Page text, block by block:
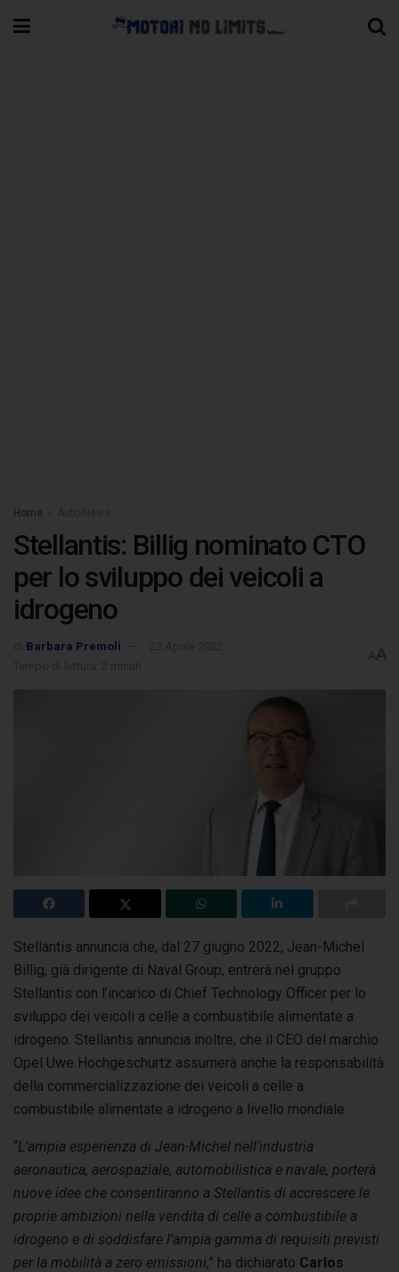
Home
Stellantis: Billig nominato CTO
per lo sviluppo dei veicoli a
idrogeno
Barbara Premoli
AA
Stellantis annuncia che, dal 27 giugno 2022, Jean-Michel
Billig, già dirigente di Naval Group, entrerà nel gruppo
Stellantis con l’incarico di Chief Technology Officer per lo
sviluppo dei veicoli a celle a combustibile alimentate a
idrogeno. Stellantis annuncia inoltre, che il CEO del marchio
Opel Uwe Hochgeschurtz assumerà anche la responsabilità
della commercializzazione dei veicoli a celle a
combustibile alimentate a idrogeno a livello mondiale.
“L’ampia esperienza di Jean-Michel nell’industria
aeronautica, aerospaziale, automobilistica e navale, porterà
nuove idee che consentiranno a Stellantis di accrescere le
proprie ambizioni nella vendita di celle a combustibile a
idrogeno e di soddisfare l’ampia gamma di requisiti previsti
per la mobilità a zero emissioni,” ha dichiarato Carlos